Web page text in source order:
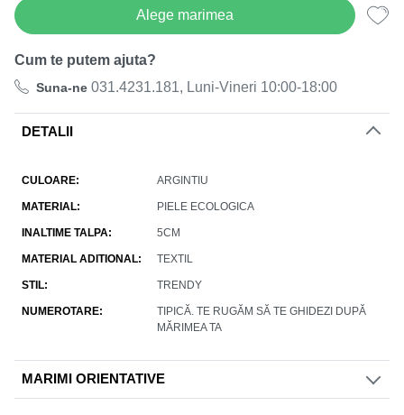
Alege marimea
Cum te putem ajuta?
Suna-ne 031.4231.181, Luni-Vineri 10:00-18:00
DETALII
CULOARE ARGINTIU
MATERIAL PIELE ECOLOGICA
INALTIME TALPA 5CM
MATERIAL ADITIONAL TEXTIL
STIL TRENDY
NUMEROTARE
TIPICĂ. TE RUGĂM SĂ TE GHIDEZI DUPĂ
MĂRIMEA TA
MARIMI ORIENTATIVE